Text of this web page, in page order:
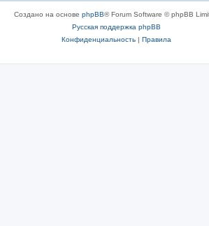
Создано на основе phpBB® Forum Software © phpBB
Русская поддержка phpBB
Конфиденциальность| Правила